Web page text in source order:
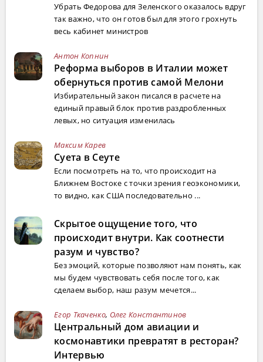
Убрать Федорова для Зеленского оказалось вдруг
так важно, что он готов был для этого грохнуть
весь кабинет министров
Антон Копнин
Реформа выборов в Италии может
обернуться против самой Мелони
Избирательный закон писался в расчете на
единый правый блок против раздробленных
левых, но ситуация изменилась
Максим Карев
Суета в Сеуте
Если посмотреть на то, что происходит на
Ближнем Востоке с точки зрения геоэкономики,
то видно, как США последовательно ...
Скрытое ощущение того, что
происходит внутри. Как соотнести
разум и чувство?
Без эмоций, которые позволяют нам понять, как
мы будем чувствовать себя после того, как
сделаем выбор, наш разум мечется...
Егор Ткаченко, Олег Константинов
Центральный дом авиации и
космонавтики превратят в ресторан?
Интервью